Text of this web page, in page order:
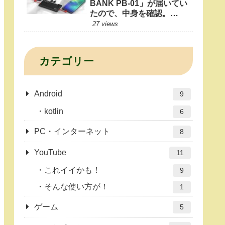
BANK PB-01」が届いてい
たので、中身を確認。
10000mAhもあれば1日十
27 views
カテゴリー
Android 9
kotlin 6
PC・インターネット 8
YouTube 11
これイイかも！ 9
そんな使い方が！ 1
ゲーム 5